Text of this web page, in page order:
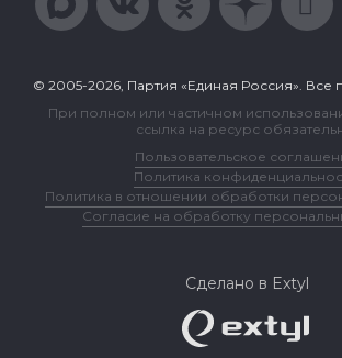
© 2005-2026, Партия «Единая Россия». Все
При полном или частичном
ссылка на ресурс
Пользовательское
Политика
Политика в отношении обработки
Согласие на обработку
Сделано в Extyl